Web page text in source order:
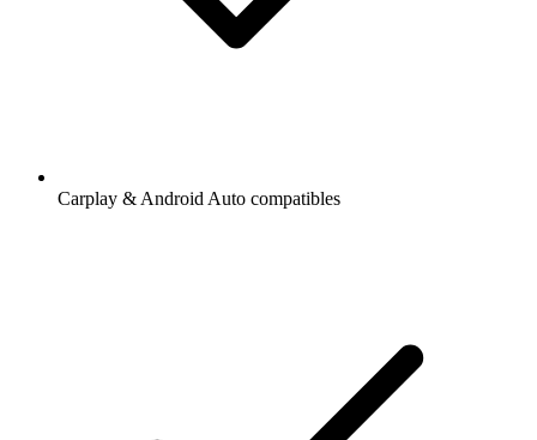
Carplay & Android Auto compatibles